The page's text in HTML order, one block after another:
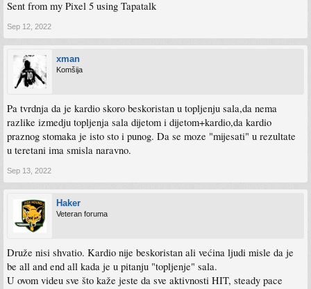
Sent from my Pixel 5 using Tapatalk
Sep 12, 2022
xman
Komšija
Pa tvrdnja da je kardio skoro beskoristan u topljenju sala,da nema
razlike izmedju topljenja sala dijetom i dijetom+kardio,da kardio
praznog stomaka je isto sto i punog. Da se moze "mijesati" u rezultate
u teretani ima smisla naravno.
Sep 13, 2022
Haker
Veteran foruma
Druže nisi shvatio. Kardio nije beskoristan ali većina ljudi misle da je
be all and end all kada je u pitanju "topljenje" sala.
U ovom videu sve što kaže jeste da sve aktivnosti HIT, steady pace